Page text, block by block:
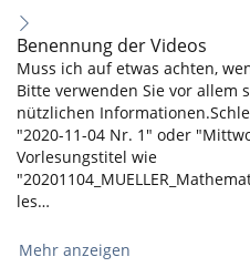
Benennung der Videos
Muss ich auf etwas achten,
Bitte verwenden Sie vor allem
nützlichen
"2020-11-04 Nr. 1" oder
Vorlesungstitel wie
les…
Mehr anzeigen